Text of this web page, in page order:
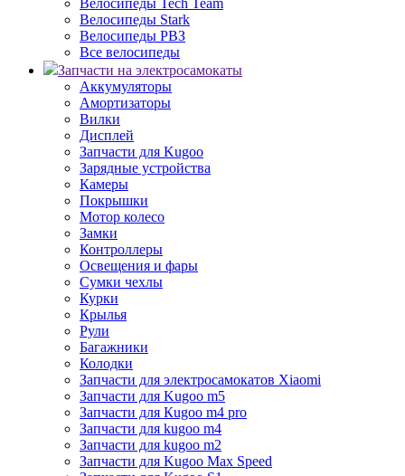
Велосипеды Tech Team
Велосипеды Stark
Велосипеды РВЗ
Все велосипеды
Запчасти на электросамокаты
Аккумуляторы
Амортизаторы
Вилки
Дисплей
Запчасти для Kugoo
Зарядные устройства
Камеры
Покрышки
Мотор колесо
Замки
Контроллеры
Освещения и фары
Сумки чехлы
Курки
Крылья
Рули
Багажники
Колодки
Запчасти для электросамокатов Xiaomi
Запчасти для Kugoo m5
Запчасти для Кugoo m4 pro
Запчасти для kugoo m4
Запчасти для kugoo m2
Запчасти для Kugoo Max Speed